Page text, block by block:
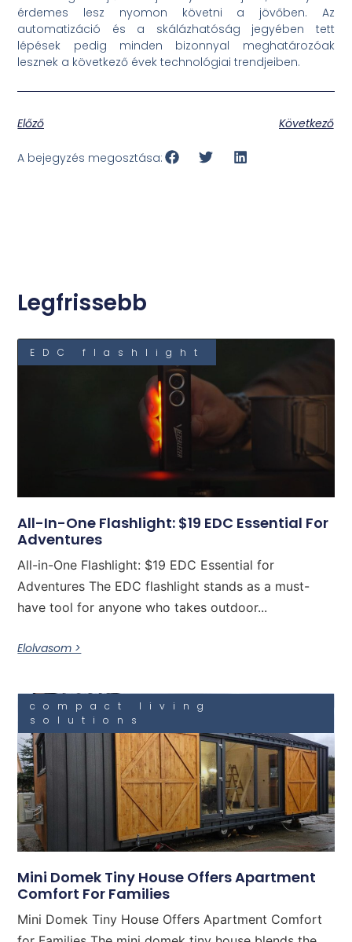
érdemes lesz nyomon követni a jövőben. Az
automatizáció és a skálázhatóság jegyében tett
lépések pedig minden bizonnyal meghatározóak
lesznek a következő évek technológiai trendjeiben.
Előző Következő
A bejegyzés megosztása:
Legfrissebb
EDC flashlight
All-In-One Flashlight: $19 EDC Essential For
Adventures
All-in-One Flashlight: $19 EDC Essential for
Adventures The EDC flashlight stands as a must-
have tool for anyone who takes outdoor...
Elolvasom >
compact living
solutions
Mini Domek Tiny House Offers Apartment
Comfort For Families
Mini Domek Tiny House Offers Apartment Comfort